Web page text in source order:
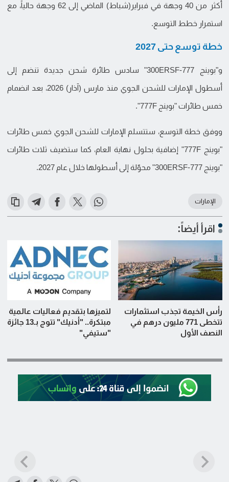
أكثر من 40 وجهة في فبراير(شباط) الماضي إلى 62 وجهة حالياً، مع
استمرار خطط التوسع.
خطة توسع حتى 2027
و"بوينج 777-300ERSF" سادس طائرة شحن جديدة تنضم إلى
أسطول الإمارات للشحن الجوي منذ مارس (آذار) 2026، بعد انضمام
خمس طائرات "بوينج 777F".
ووفق خطة التوسع، ستتسلم الإمارات للشحن الجوي خمس طائرات
"بوينج 777F" إضافية بحلول نهاية العام، كما ستضيف ثلاث طائرات
"بوينج 777-300ERSF" محوّلة إلى أسطولها خلال عام 2027.
الإمارات
اقرأ أيضاً:
رأس الخيمة تجذب استثمارات
تتخطى 771 مليون درهم في
النصف الأول
لتميزها بتقديم فعاليات عالمية
مبتكرة.. "أدنيك" تتوج بـ13 جائزة
"ستيفي"